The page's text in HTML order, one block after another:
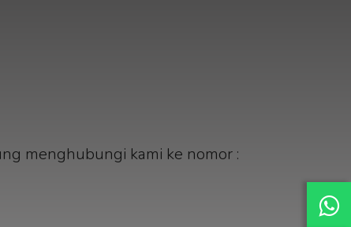
menghubungi kami ke nomor :